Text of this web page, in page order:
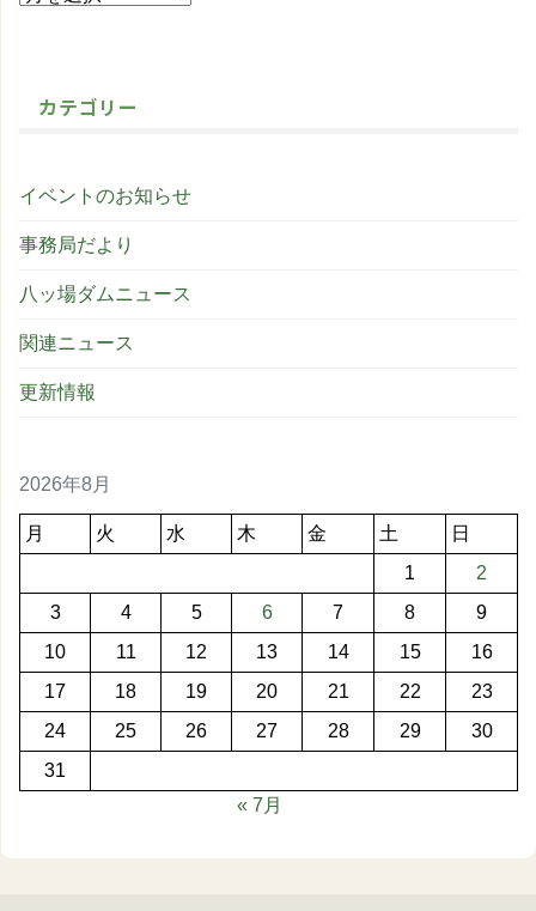
カテゴリー
イベントのお知らせ
事務局だより
八ッ場ダムニュース
関連ニュース
更新情報
2026年8月
月 火 水 木 金 土
日
1
2
3
4 5 6 7 8
9
10
11 12 13 14 15
16
17
18 19 20 21 22
23
24
25 26 27 28 29
30
31
« 7月